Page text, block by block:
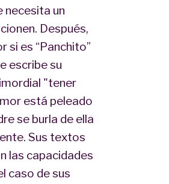
necesita un
Después,
si es “Panchito”
escribe su
"tener
está peleado
se burla de ella
Sus textos
las capacidades
caso de sus